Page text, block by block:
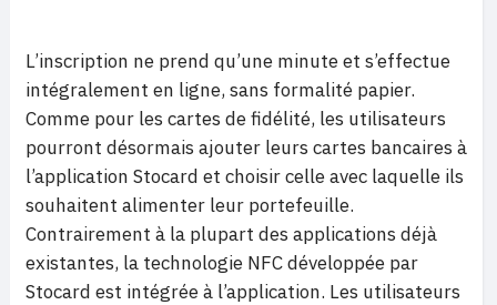
L’inscription ne prend qu’une minute et s’effectue
intégralement en ligne, sans formalité papier.
Comme pour les cartes de fidélité, les utilisateurs
pourront désormais ajouter leurs cartes bancaires à
l’application Stocard et choisir celle avec laquelle ils
souhaitent alimenter leur portefeuille.
Contrairement à la plupart des applications déjà
existantes, la technologie NFC développée par
Stocard est intégrée à l’application. Les utilisateurs